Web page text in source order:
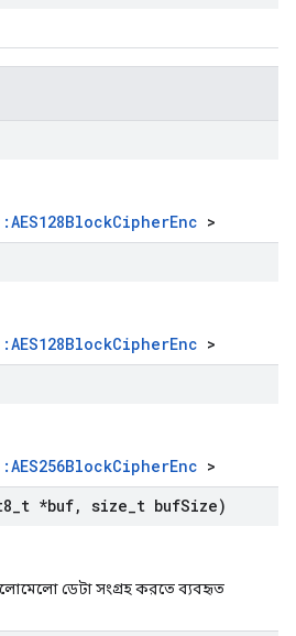
>
>
>
t *buf, size t bufSize)
ডেটা সংগ্রহ করতে ব্যবহৃত